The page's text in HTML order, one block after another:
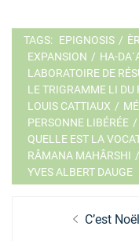
TAGS: EPIGNOSIS /
EXPANSION / HA-
LABORATOIRE DE
LE TRIGRAMME LI DU
LOUIS CATTIAUX /
PERSONNE LIBÉRÉE /
QUELLE EST LA
RÂMANA MAHÂRSHI /
YVES ALBERT DAUGE
NavigationPrevious
C’est